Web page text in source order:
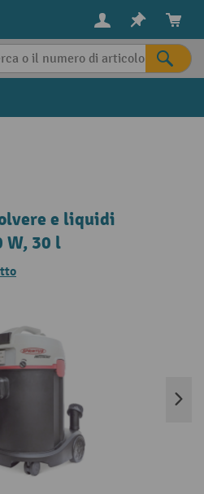
e liquidi
W, 30 l